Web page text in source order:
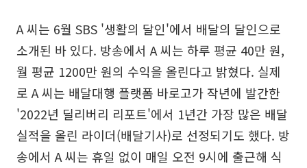
A 씨는 6월 SBS '생활의 달인'에서 배달의 달인으로
소개된 바 있다. 방송에서 A 씨는 하루 평균 40만 원,
월 평균 1200만 원의 수익을 올린다고 밝혔다. 실제
로 A 씨는 배달대행 플랫폼 바로고가 작년에 발간한
'2022년 딜리버리 리포트'에서 1년간 가장 많은 배달
실적을 올린 라이더(배달기사)로 선정되기도 했다. 방
송에서 A 씨는 휴일 없이 매일 오전 9시에 출근해 식